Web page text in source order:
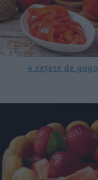
4 rețete de